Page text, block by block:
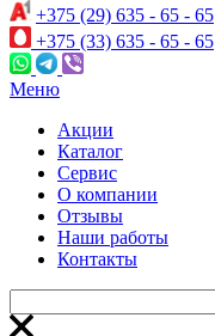
+375 (29) 635 - 65 - 65
+375 (33) 635 - 65 - 65
Меню
Акции
Каталог
Сервис
О компании
Отзывы
Наши работы
Контакты